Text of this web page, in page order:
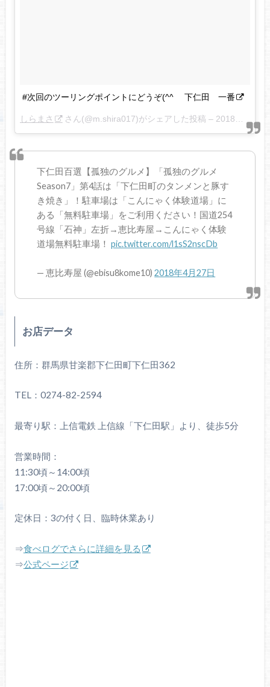
#次回のツーリングポイントにどうぞ(^^ゞ 下仁田 一番
しらまさ さん(@m.shira017)がシェアした投稿 – 2018年 4月月6日午前1時22分PDT
下仁田百選【孤独のグルメ】「孤独のグルメ
Season7」第4話は「下仁田町のタンメンと豚す
き焼き」！駐車場は「こんにゃく体験道場」に
ある「無料駐車場」をご利用ください！国道254
号線「石神」左折→恵比寿屋→こんにゃく体験
道場無料駐車場！pic.twitter.com/l1sS2nscDb
— 恵比寿屋 (@ebisu8kome10)2018年4月27日
お店データ
住所：群馬県甘楽郡下仁田町下仁田362
TEL：0274-82-2594
最寄り駅：上信電鉄 上信線「下仁田駅」より、徒歩5分
営業時間：
11:30頃～14:00頃
17:00頃～20:00頃
定休日：3の付く日、臨時休業あり
⇒食べログでさらに詳細を見る
⇒公式ページ